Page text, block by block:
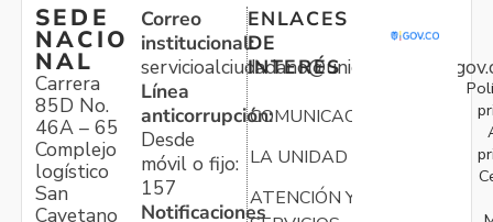
SEDE
NACIO
NAL
Carrera
85D No.
46A – 65
Complejo
logístico
San
Cayetano
Correo
institucional:
Línea
anticorrupción:
Desde
móvil o fijo:
157
Notificaciones
ENLACES
DE
INTERÉS
COMUNICACIONES
LA UNIDAD
ATENCIÓN Y